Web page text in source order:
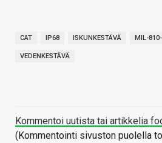
CAT IP68 ISKUNKESTÄVÄ MIL-
VEDENKESTÄVÄ
Kommentoi uutista tai artikkelia
(Kommentointi sivuston puolella